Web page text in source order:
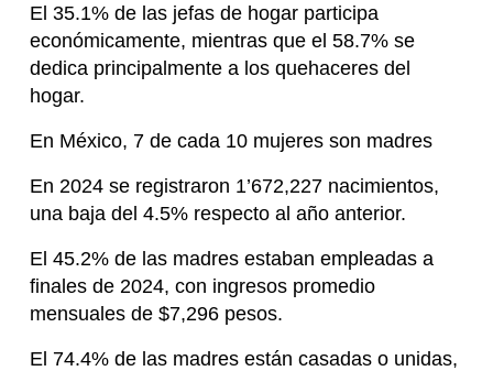
El 35.1% de las jefas de hogar participa
económicamente, mientras que el 58.7% se
dedica principalmente a los quehaceres del
hogar.
En México, 7 de cada 10 mujeres son madres
En 2024 se registraron 1’672,227 nacimientos,
una baja del 4.5% respecto al año anterior.
El 45.2% de las madres estaban empleadas a
finales de 2024, con ingresos promedio
mensuales de $7,296 pesos.
El 74.4% de las madres están casadas o unidas,